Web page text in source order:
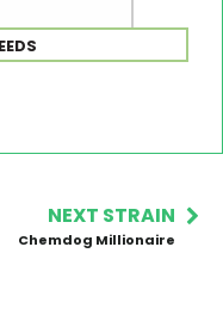
NEXT STRAIN
Chemdog Millionaire